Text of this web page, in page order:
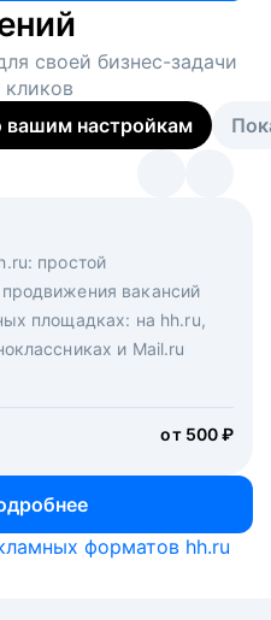
своей бизнес-задачи
кликов
вашим настройкам
простой
вакансий
площадках: на hh.ru,
и Mail.ru
от 500 ₽
на главной странице
откликов
сколько
и за дело возьмутся
проектные менеджеры
инструментов
форматов hh.ru